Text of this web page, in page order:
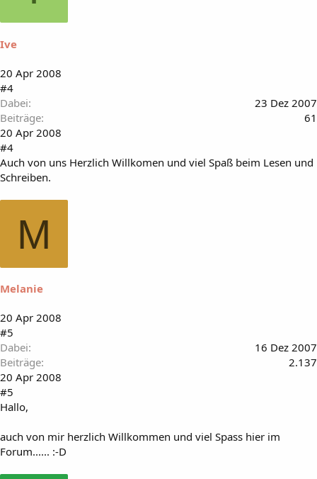
Ive
20 Apr 2008
#4
Dabei
23 Dez 2007
Beiträge
61
20 Apr 2008
#4
Auch von uns Herzlich Willkomen und viel Spaß beim Lesen und
Schreiben.
M
Melanie
20 Apr 2008
#5
Dabei
16 Dez 2007
Beiträge
2.137
20 Apr 2008
#5
Hallo,
auch von mir herzlich Willkommen und viel Spass hier im
Forum...... :-D